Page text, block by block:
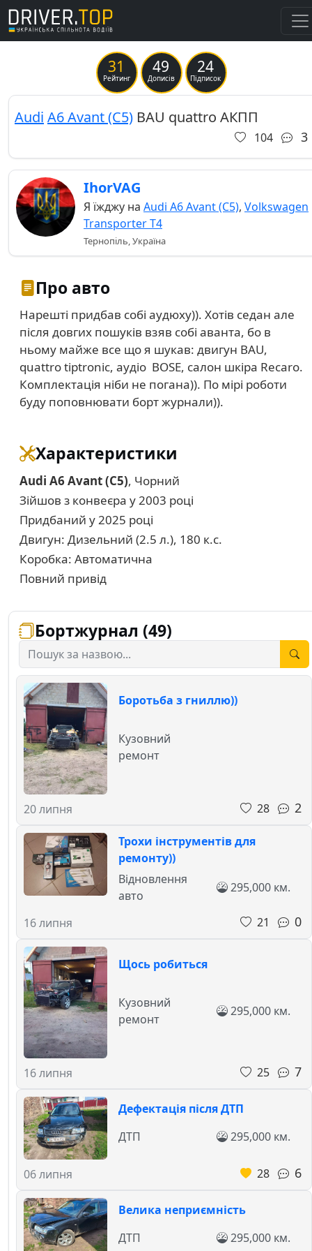
31
Рейтинг
49
Дописів
24
Підписок
Audi A6 Avant (C5) BAU quattro АКПП
104 3
IhorVAG
Я їжджу на Audi A6 Avant (C5), Volkswagen
Transporter T4
Тернопіль, Україна
Про авто
Нарешті придбав собі аудюху)). Хотів седан але
після довгих пошуків взяв собі аванта, бо в
ньому майже все що я шукав: двигун BAU,
quattro tiptronic, аудіо BOSE, салон шкіра Recaro.
Комплектація ніби не погана)). По мірі роботи
буду поповнювати борт журнали)).
Характеристики
Audi A6 Avant (C5), Чорний
Зійшов з конвеєра у 2003 році
Придбаний у 2025 році
Двигун: Дизельний (2.5 л.), 180 к.с.
Коробка: Автоматична
Повний привід
Бортжурнал (49)
Боротьба з гниллю))
20 липня
Кузовний
ремонт
28 2
Трохи інструментів для
ремонту))
16 липня
Відновлення
авто
295,000 км.
21 0
Щось робиться
16 липня
Кузовний
ремонт
295,000 км.
25 7
Дефектація після ДТП
06 липня
ДТП 295,000 км.
28 6
Велика неприємність
ДТП
295,000 км.